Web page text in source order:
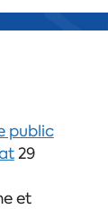
public
29
et